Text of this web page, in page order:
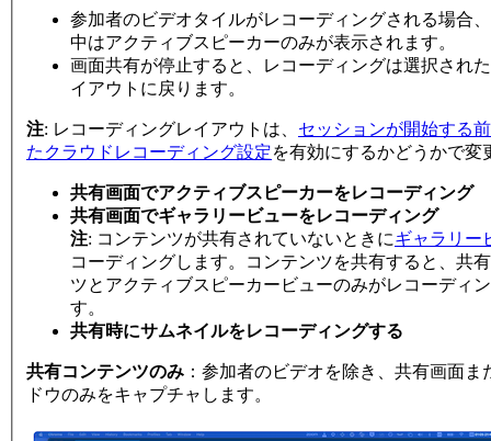
参加者のビデオタイルがレコーディングされる場合
中はアクティブスピーカーのみが表示されます。
画面共有が停止すると、レコーディングは選択され
イアウトに戻ります。
注: レコーディングレイアウトは、 セッションが開始する
たクラウドレコーディング設定を有効にするかどうかで変
共有画面でアクティブスピーカーをレコーディング
共有画面でギャラリービューをレコーディング
注: コンテンツが共有されていないときにギャラリー
コーディングします。コンテンツを共有すると、共
ツとアクティブスピーカービューのみがレコーディ
す。
共有時にサムネイルをレコーディングする
共有コンテンツのみ ：参加者のビデオを除き、共有画面ま
ドウのみをキャプチャします。